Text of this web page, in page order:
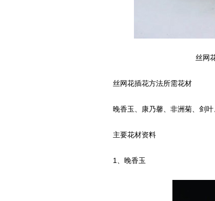
丝网
丝网花插花方法所需花材
晚香玉、康乃馨、非洲菊、剑叶
主要花材资料
1、晚香玉